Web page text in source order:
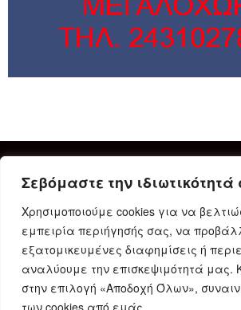
Σεβόμαστε την
Χρησιμοποιούμε cookies για να
εμπειρία περιήγησής σας, να
εξατομικευμένες διαφημίσεις ή
αναλύουμε την επισκεψιμότητά μας.
στην επιλογή «Αποδοχή Όλων»,
των cookies από εμάς.
Δήλωση Συμμόρφωσης Ταυτότητα